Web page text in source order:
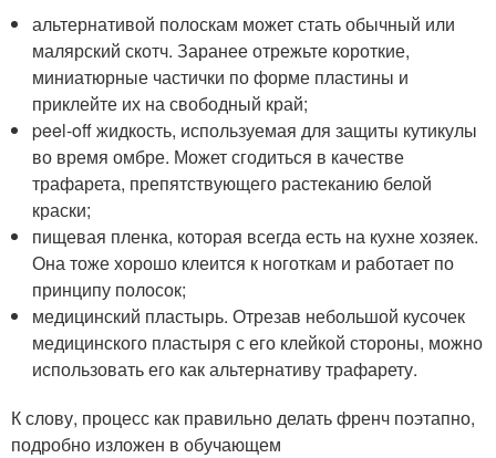
альтернативой полоскам может стать обычный или
малярский скотч. Заранее отрежьте короткие,
миниатюрные частички по форме пластины и
приклейте их на свободный край;
peel-off жидкость, используемая для защиты кутикулы
во время омбре. Может сгодиться в качестве
трафарета, препятствующего растеканию белой
краски;
пищевая пленка, которая всегда есть на кухне хозяек.
Она тоже хорошо клеится к ноготкам и работает по
принципу полосок;
медицинский пластырь. Отрезав небольшой кусочек
медицинского пластыря с его клейкой стороны, можно
использовать его как альтернативу трафарету.
К слову, процесс как правильно делать френч поэтапно,
подробно изложен в обучающем